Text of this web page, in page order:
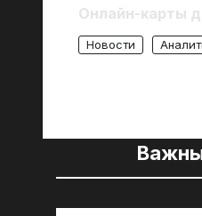
Онлайн-карты
Новости